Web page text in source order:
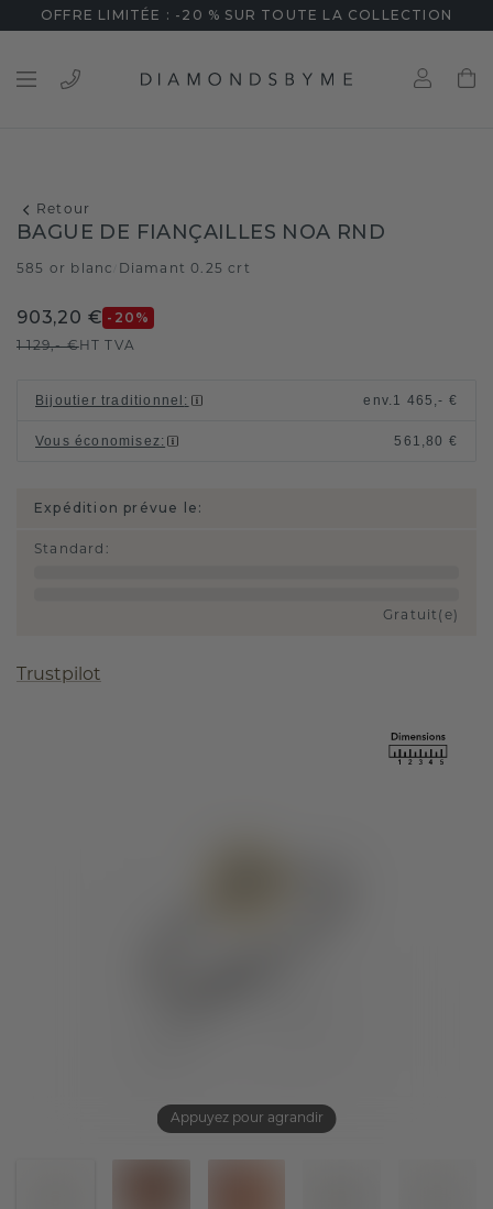
OFFRE LIMITÉE : -20 % SUR TOUTE LA COLLECTION
Retour
Appuyez pour agrandir
BAGUE DE FIANÇAILLES NOA RND
585 or blanc Diamant 0.25 crt
903,20 € -20 %
1 129,- €HT TVA
Bijoutier traditionnel : env. 1 465,- €
Vous économisez: 561,80 €
Expédition prévue le:
Standard :
Gratuit(e)
Trustpilot